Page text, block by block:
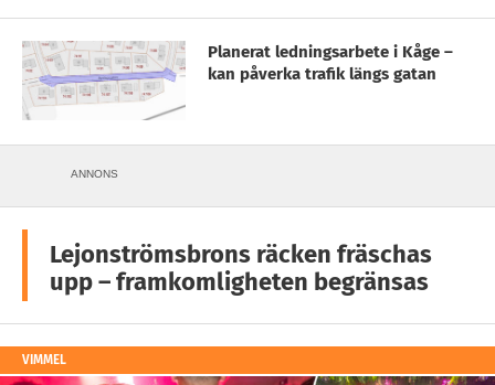
Planerat ledningsarbete i Kåge –
kan påverka trafik längs gatan
ANNONS
Lejonströmsbrons räcken fräschas
upp – framkomligheten begränsas
VIMMEL